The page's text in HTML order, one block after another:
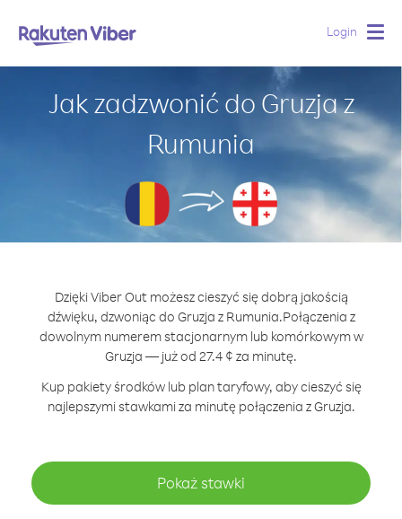
Login
Jak zadzwonić do Gruzja z
Rumunia
Dzięki Viber Out możesz cieszyć się dobrą jakością
dźwięku, dzwoniąc do Gruzja z Rumunia.Połączenia z
dowolnym numerem stacjonarnym lub komórkowym w
Gruzja — już od 27.4 ¢ za minutę.
Kup pakiety środków lub plan taryfowy, aby cieszyć się
najlepszymi stawkami za minutę połączenia z Gruzja.
Pokaż stawki